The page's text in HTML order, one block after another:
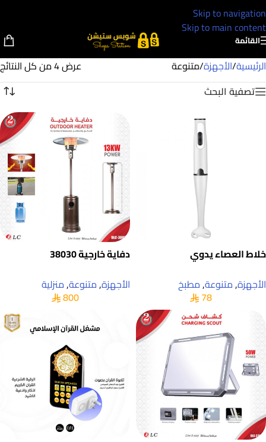
Skip to navigation
Skip to main content
القائمة
الرئيسية/الأجهزة/متنوعة
عرض ⁦4⁩ من كل النتائج
تصفية البحث
خلاط العصاء يدوي
الأجهزة,متنوعة,مطبخ
78
دفاية خارجية 38030
الأجهزة,متنوعة,منزلية
800